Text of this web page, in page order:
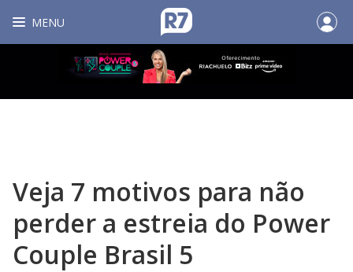
MENU
Veja 7 motivos para não
perder a estreia do Power
Couple Brasil 5